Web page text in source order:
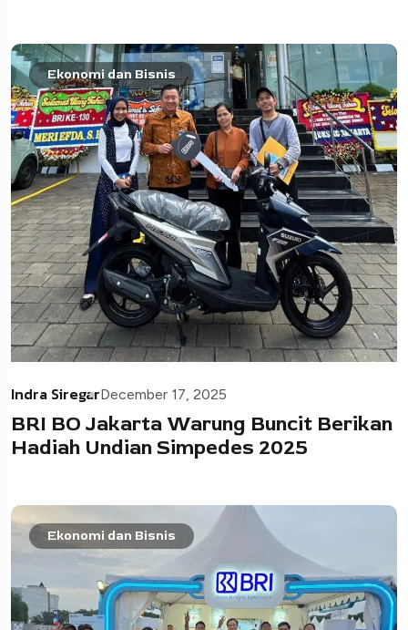
Ekonomi dan Bisnis
Indra SiregarDecember 17, 2025
BRI BO Jakarta Warung Buncit Berikan
Hadiah Undian Simpedes 2025
Ekonomi dan Bisnis